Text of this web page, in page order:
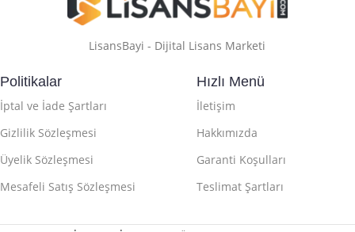
LisansBayi - Dijital Lisans Marketi
Politikalar
İptal ve İade Şartları
Gizlilik Sözleşmesi
Üyelik Sözleşmesi
Mesafeli Satış Sözleşmesi
Hızlı Menü
İletişim
Hakkımızda
Garanti Koşulları
Teslimat Şartları